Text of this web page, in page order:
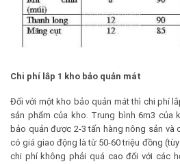
Chi phí lắp 1 kho bảo quản mát
Đối với một kho bảo quản mát thì chi phí
sản phẩm của kho. Trung bình 6m3 của
bảo quản được 2-3 tấn hàng nông sản
có giá giao động là từ 50-60 triệu đồng
chi phí không phải quá cao đối với các